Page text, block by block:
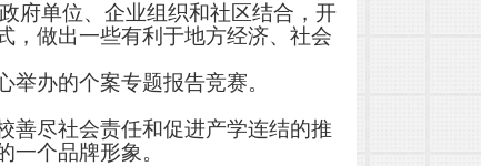
府单位、企业组织和社区结合，开
，做出一些有利于地方经济、社会
办的个案专题报告竞赛。
善尽社会责任和促进产学连结的推
个品牌形象。